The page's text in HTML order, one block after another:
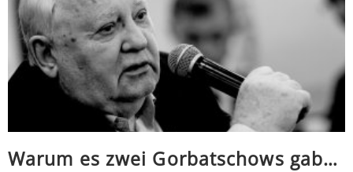
Warum es zwei Gorbatschows gab…